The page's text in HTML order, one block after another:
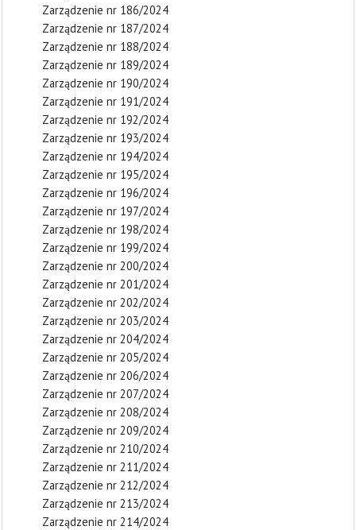
Zarządzenie nr 186/2024
Zarządzenie nr 187/2024
Zarządzenie nr 188/2024
Zarządzenie nr 189/2024
Zarządzenie nr 190/2024
Zarządzenie nr 191/2024
Zarządzenie nr 192/2024
Zarządzenie nr 193/2024
Zarządzenie nr 194/2024
Zarządzenie nr 195/2024
Zarządzenie nr 196/2024
Zarządzenie nr 197/2024
Zarządzenie nr 198/2024
Zarządzenie nr 199/2024
Zarządzenie nr 200/2024
Zarządzenie nr 201/2024
Zarządzenie nr 202/2024
Zarządzenie nr 203/2024
Zarządzenie nr 204/2024
Zarządzenie nr 205/2024
Zarządzenie nr 206/2024
Zarządzenie nr 207/2024
Zarządzenie nr 208/2024
Zarządzenie nr 209/2024
Zarządzenie nr 210/2024
Zarządzenie nr 211/2024
Zarządzenie nr 212/2024
Zarządzenie nr 213/2024
Zarządzenie nr 214/2024